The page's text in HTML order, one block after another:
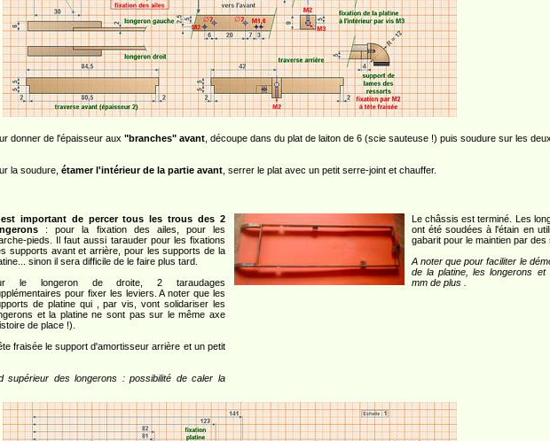
donner de l'épaisseur aux "branches" avant , découpe dans du plat de laiton de 6 (scie sauteuse !) puis soudure sur les
la soudure, étamer l'intérieur de la partie avant , serrer le plat avec un petit serre-joint et chauffer.
important de percer tous les trous des 2
: pour la fixation des ailes, pour les
pieds. Il faut aussi tarauder pour les fixations
supports avant et arrière, pour les supports de la
sinon il sera difficile de le faire plus tard.
le longeron de droite, 2 taraudages
pour fixer les leviers. A noter que les
de platine qui , par vis, vont solidariser les
et la platine ne sont pas sur le même axe
de place !).
fraisée le support d'amortisseur arrière et un petit
des longerons : possibilité de caler la
Le châssis est terminé. Les
ont été soudées à l'étain en
gabarit pour le maintien par des
A noter que pour faciliter le
de la platine, les longerons
mm de plus .